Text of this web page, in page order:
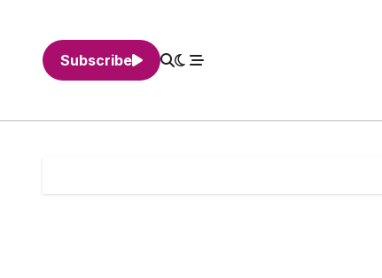
Subscribe